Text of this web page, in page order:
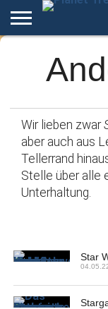
Der
Podcast
Über
Star
Artikel
Andere
Welten
Autoren
Night
Mode
Wir lieben zwar
aber auch aus
Tellerrand
Stelle über alle
Unterhaltung.
Star